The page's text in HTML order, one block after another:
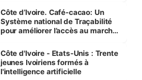
Côte d’Ivoire. Café-cacao: Un
Système national de Traçabilité
pour améliorer l’accès au marché
Côte d'Ivoire - Etats-Unis : Trente
jeunes Ivoiriens formés à
l'intelligence artificielle